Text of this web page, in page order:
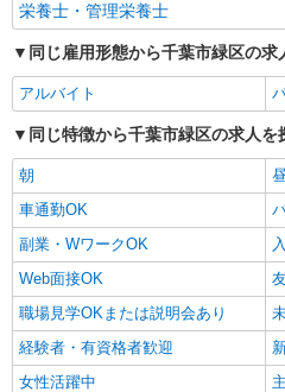
栄養士・管理栄養士
同じ雇用形態から千葉市緑区の求
アルバイト
同じ特徴から千葉市緑区の求人を
朝
車通勤OK
副業・WワークOK
Web面接OK
職場見学OKまたは説明会あり
経験者・有資格者歓迎
女性活躍中